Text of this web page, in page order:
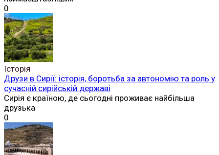
0
Історія
Друзи в Сирії: історія, боротьба за автономію та роль у
сучасній сирійській державі
Сирія є країною, де сьогодні проживає найбільша
друзька
0